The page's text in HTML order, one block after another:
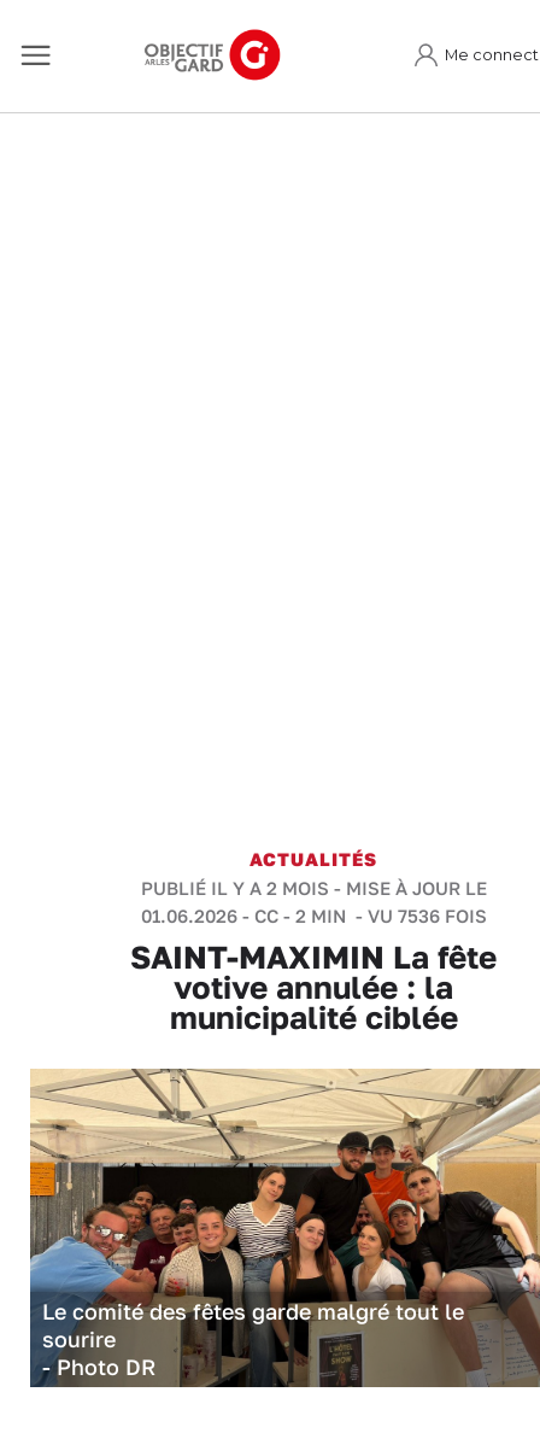
Me
ACTUALITÉS
PUBLIÉ IL Y A 2 MOIS - MISE À JOUR LE
01.06.2026 - CC- 2 MIN - VU 7536 FOIS
SAINT-MAXIMIN La fête
votive annulée : la
municipalité ciblée
Le comité des fêtes garde malgré tout le
sourire
- Photo DR